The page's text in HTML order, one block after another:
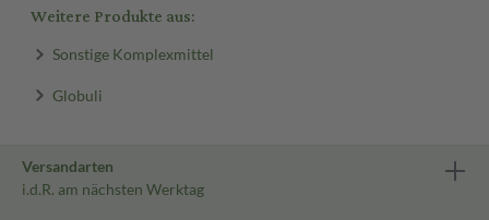
Weitere Produkte aus:
Sonstige Komplexmittel
Globuli
Versandarten
i.d.R. am nächsten Werktag